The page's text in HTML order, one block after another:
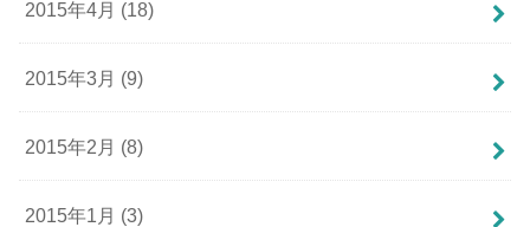
2015年4月 (18)
2015年3月 (9)
2015年2月 (8)
2015年1月 (3)